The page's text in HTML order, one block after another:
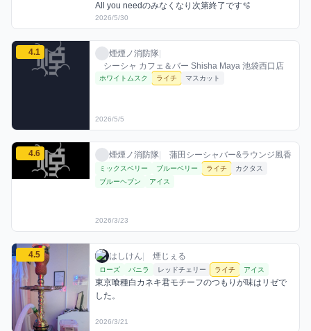
All you needのみなくなり次第終了です🫧‪
2026/5/30
煙煙ノ消防隊のライチミックスを見る
4.1 煙煙ノ消防隊 / お店シーシャ / 2026年5月5
煙煙ノ消防隊
シーシャ カフェ＆バー Shisha Maya 池袋西口店
利用フレーバー
ホワイトムスク ライチ マスカット
評価
2026/5/5
煙煙ノ消防隊のライチミックスを見る
4.6 煙煙ノ消防隊 / お店シーシャ / 2026年3月
煙煙ノ消防隊 蒲田シーシャバー&ラウンジ風香
利用フレーバー
ミックスベリー ブルーベリー ライチ
カクタス
ブルーヘブン
アイス
評価
2026/3/23
はしけんのライチミックスを見る
4.5 はしけん / お店シーシャ / 2026年3月21日
はしけん 煙じぇる
利用フレーバー
ローズ バニラ レッドチェリー ライチ アイス
コメント
東京喰種白カネキ君モチーフのつもりが味はリゼで
した。
評価
2026/3/21